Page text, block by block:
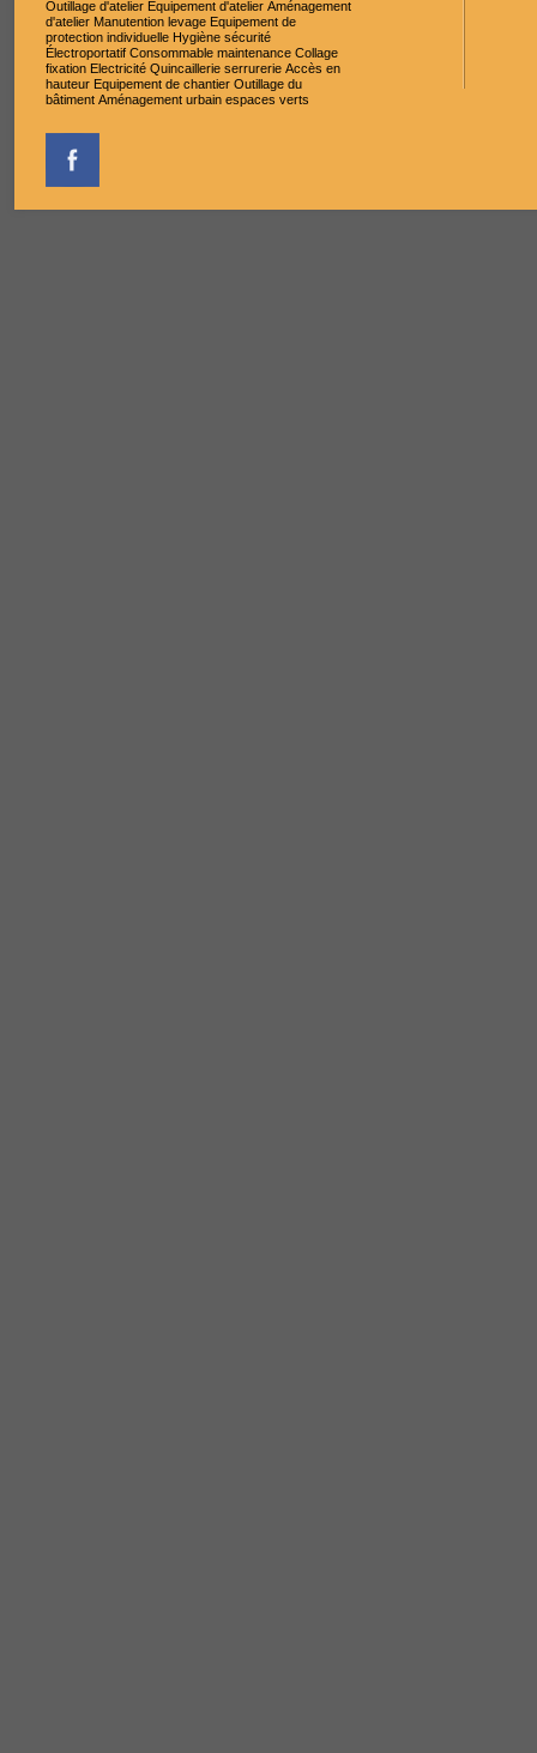
Outillage d'atelier Equipement d'atelier Aménagement
d'atelier Manutention levage Equipement de
protection individuelle Hygiène sécurité
Électroportatif Consommable maintenance Collage
fixation Electricité Quincaillerie serrurerie Accès en
hauteur Equipement de chantier Outillage du
bâtiment Aménagement urbain espaces verts